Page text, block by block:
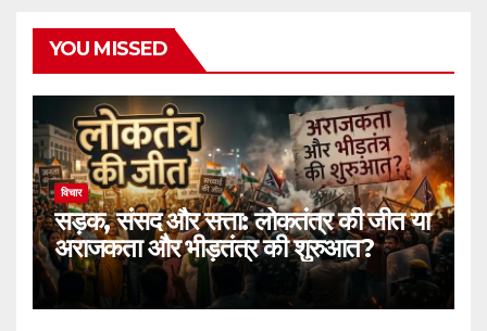
YOU MISSED
विचार
सड़क, संसद और सत्ता: लोकतंत्र की जीत या
अराजकता और भीड़तंत्र की शुरुआत?